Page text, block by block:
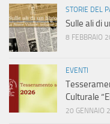
STORIE DEL
Sulle ali di
8 FEBBRAIO
EVENTI
Culturale
20 GENNAIO